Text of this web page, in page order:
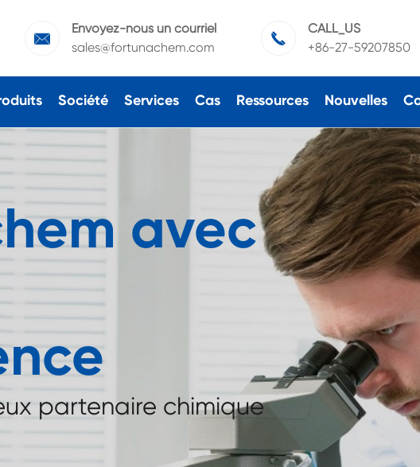

Envoyez-nous un courriel
sales@fortunachem.com

CALL_US
+86-27-59207850
Société Services Cas Ressources Nouvelles
avec
partenaire chimique